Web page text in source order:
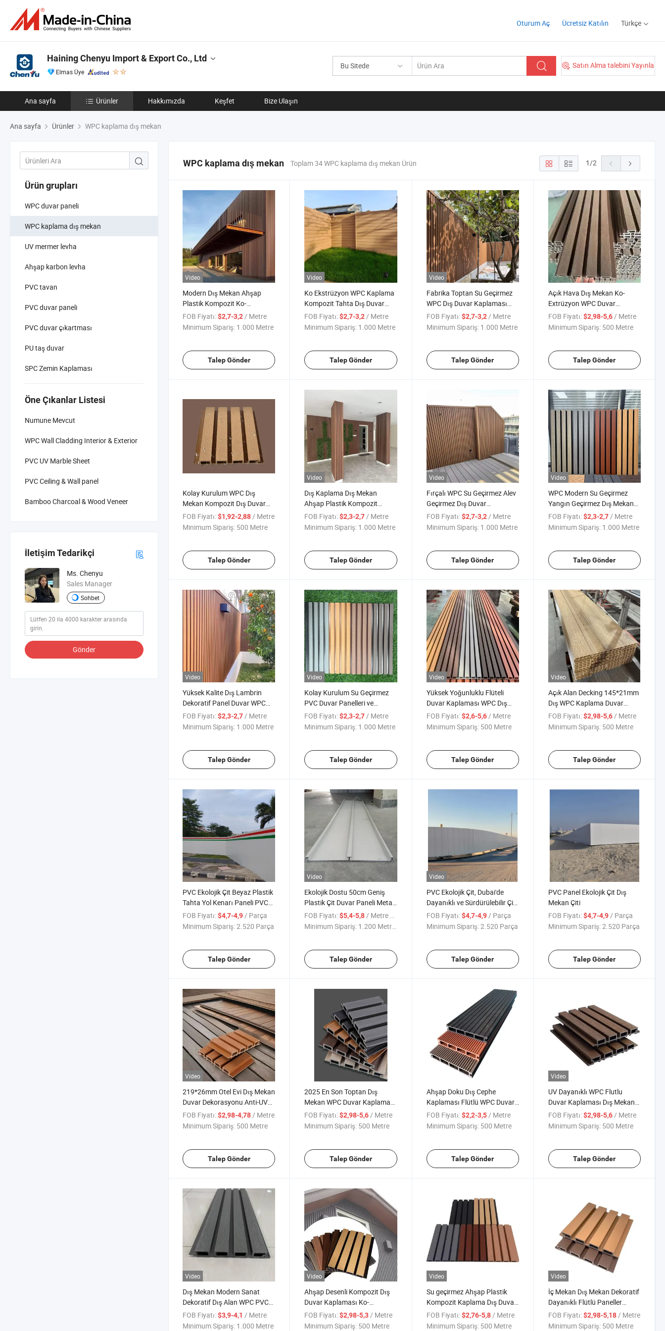
Oturum Aç Ücretsiz Katılın Türkçe
Bu Sitede Satın Alma talebini Yayınla
Haining Chenyu Import & Export Co., Ltd
Elmas Üye
Ana sayfa Ürünler Hakkımızda Keşfet Bize Ulaşın
Ana sayfa Ürünler WPC kaplama dış mekan
Ürün grupları
WPC duvar paneli
WPC kaplama dış mekan
UV mermer levha
Ahşap karbon levha
PVC tavan
PVC duvar paneli
PVC duvar çıkartması
PU taş duvar
SPC Zemin Kaplaması
Öne Çıkanlar Listesi
Numune Mevcut
WPC Wall Cladding Interior & Exterior
PVC UV Marble Sheet
PVC Ceiling & Wall panel
Bamboo Charcoal & Wood Veneer
İletişim Tedarikçi
Ms. Chenyu
Sales Manager
Sohbet
Gönder
WPC kaplama dış mekan Toplam 34 WPC kaplama dış mekan Ürün 1/2
Video
Modern Dış Mekan Ahşap
Plastik Kompozit Ko-
Extrüzyon Dış Cephe
Kaplaması WPC Duvar Paneli
FOB Fiyatı:$2,7-3,2/ Metre
Minimum Sipariş: 1.000 Metre
Talep Gönder
Video
Ko Ekstrüzyon WPC Kaplama
Kompozit Tahta Dış Duvar
Panelleri 219-26mm
FOB Fiyatı: $2,7-3,2/ Metre
Minimum Sipariş: 1.000 Metre
Talep Gönder
Video
Fabrika Toptan Su Geçirmez
WPC Dış Duvar Kaplaması
Flütlü Kompozit Dış Duvar
Panelleri
FOB Fiyatı: $2,7-3,2/ Metre
Minimum Sipariş: 1.000 Metre
Talep Gönder
Açık Hava Dış Mekan Ko-
Extrüzyon WPC Duvar
Kaplaması Ahşap Desenli PVC
Duvar Paneli
FOB Fiyatı: $2,98-5,6/ Metre
Minimum Sipariş: 500 Metre
Talep Gönder
Kolay Kurulum WPC Dış
Mekan Kompozit Dış Duvar
Kaplama Panelleri Dış Panel
FOB Fiyatı:$1,92-2,88 / Metre
Minimum Sipariş: 500 Metre
Talep Gönder
Video
Dış Kaplama Dış Mekan
Ahşap Plastik Kompozit
Dekorasyon Kaplaması Dış
WPC Duvar Panelleri
FOB Fiyatı: $2,3-2,7 / Metre
Minimum Sipariş: 1.000 Metre
Talep Gönder
Video
Fırçalı WPC Su Geçirmez Alev
Geçirmez Dış Duvar
Kaplaması Dayanıklı 3D Panel
Dekoratif Ev Kullanımı 5 Yıl
FOB Fiyatı: $2,7-3,2 / Metre
Minimum Sipariş: 1.000 Metre
Talep Gönder
Video
WPC Modern Su Geçirmez
Yangın Geçirmez Dış Mekan
Harika Duvar Panelleri Dış
Duvar Kaplaması
FOB Fiyatı: $2,3-2,7 / Metre
Minimum Sipariş: 1.000 Metre
Talep Gönder
Video
Yüksek Kalite Dış Lambrin
Dekoratif Panel Duvar WPC
3D Fabrika Fiyatı PVC Dış
Duvar Panelleri
FOB Fiyatı:$2,3-2,7 / Metre
Minimum Sipariş: 1.000 Metre
Talep Gönder
Video
Kolay Kurulum Su Geçirmez
PVC Duvar Panelleri ve
Levhaları Esnek İç ve Dış
Mekan WPC Duvar Kaplaması
FOB Fiyatı: $2,3-2,7 / Metre
Minimum Sipariş: 1.000 Metre
Talep Gönder
Video
Yüksek Yoğunluklu Flüteli
Duvar Kaplaması WPC Dış
Duvar Paneli Dış Mekan için
FOB Fiyatı: $2,6-5,6 / Metre
Minimum Sipariş: 500 Metre
Talep Gönder
Video
Açık Alan Decking 145*21mm
Dış WPC Kaplama Duvar
Paneli Kompozit Duvar
Panelleri
FOB Fiyatı: $2,98-5,6 / Metre
Minimum Sipariş: 500 Metre
Talep Gönder
PVC Ekolojik Çit Beyaz Plastik
Tahta Yol Kenarı Paneli PVC
Panel
FOB Fiyatı:$4,7-4,9/ Parça
Minimum Sipariş:2.520 Parça
Talep Gönder
Video
Ekolojik Dostu 50cm Geniş
Plastik Çit Duvar Paneli Metal
Kanca Yüksek Dayanıklılık
PVC Ekolojik Çit Kaplaması
Dış Mekan İnşaat Alanı için
FOB Fiyatı: $5,4-5,8 / Metre kare
Minimum Sipariş: 1.200 Metrekare
Talep Gönder
Video
PVC Ekolojik Çit, Dubai'de
Dayanıklı ve Sürdürülebilir Çit
Çözümleri
FOB Fiyatı: $4,7-4,9/ Parça
Minimum Sipariş:2.520 Parça
Talep Gönder
PVC Panel Ekolojik Çit Dış
Mekan Çiti
FOB Fiyatı: $4,7-4,9/ Parça
Minimum Sipariş:2.520 Parça
Talep Gönder
Video
219*26mm Otel Evi Dış Mekan
Duvar Dekorasyonu Anti-UV
WPC Kaplama Paneli
FOB Fiyatı:$2,98-4,78/ Metre
Minimum Sipariş: 500 Metre
Talep Gönder
2025 En Son Toptan Dış
Mekan WPC Duvar Kaplaması
Ahşap Kompozit Panel
FOB Fiyatı: $2,98-5,6/ Metre
Minimum Sipariş: 500 Metre
Talep Gönder
Ahşap Doku Dış Cephe
Kaplaması Flütlü WPC Duvar
Paneli WPC Decking
FOB Fiyatı: $2,2-3,5/ Metre
Minimum Sipariş: 500 Metre
Talep Gönder
Video
UV Dayanıklı WPC Flutlu
Duvar Kaplaması Dış Mekan
Kompozit Duvar Paneli
Kabartmalı
FOB Fiyatı: $2,98-5,6/ Metre
Minimum Sipariş: 500 Metre
Talep Gönder
Video
Dış Mekan Modern Sanat
Dekoratif Dış Alan WPC PVC
3D Duvar Paneli Duvar
Kaplaması
FOB Fiyatı:$3,9-4,1 / Metre
Minimum Sipariş: 1.000 Metre
Video
Ahşap Desenli Kompozit Dış
Duvar Kaplaması Ko-
Extrüzyon Izgara Paneli Dış
Mekan için
FOB Fiyatı: $2,98-5,3 / Metre
Minimum Sipariş: 500 Metre
Video
Su geçirmez Ahşap Plastik
Kompozit Kaplama Dış Duvar
WPC Paneli
FOB Fiyatı: $2,76-5,8 / Metre
Minimum Sipariş: 500 Metre
Video
İç Mekan Dış Mekan Dekoratif
Dayanıklı Flütlü Paneller
Duvar Kaplaması Su Geçirmez
WPC Duvar Paneli
FOB Fiyatı: $2,98-5,18 / Metre
Minimum Sipariş: 500 Metre